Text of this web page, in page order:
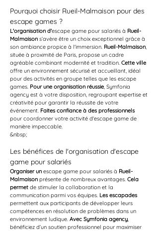
Pourquoi choisir Rueil-Malmaison pour des
escape games ?
L'organisation d'escape game pour salariés à Rueil-
Malmaison s’avère être un choix exceptionnel grâce à
son ambiance propice à l'immersion. Rueil-Malmaison,
située à proximité de Paris, propose un cadre
agréable combinant modernité et tradition. Cette ville
offre un environnement sécurisé et accueillant, idéal
pour des activités en groupe telles que les escape
games. Pour une organisation réussie, Symfonia
agency est à votre disposition, regroupant expertise et
créativité pour garantir la réussite de votre
événement. Faites confiance à des professionnels
pour coordonner votre activité d'escape game de
manière impeccable.
&nbsp;
Les bénéfices de l'organisation d'escape
game pour salariés
Organiser un escape game pour salariés à Rueil-
Malmaison présente de nombreux avantages. Cela
permet de stimuler la collaboration et la
communication parmi vos équipes. Les escapades
permettent aux participants de développer leurs
compétences en résolution de problèmes dans un
environnement ludique. Avec Symfonia agency,
bénéficiez d’un soutien professionnel pour maximiser